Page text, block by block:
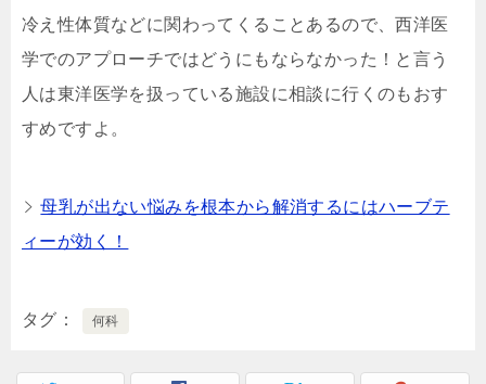
冷え性体質などに関わってくることあるので、西洋医
学でのアプローチではどうにもならなかった！と言う
人は東洋医学を扱っている施設に相談に行くのもおす
すめですよ。
母乳が出ない悩みを根本から解消するにはハーブテ
ィーが効く！
タグ 何科